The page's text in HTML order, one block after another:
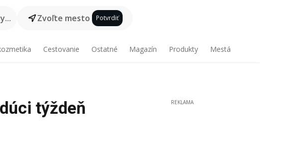
Zvoľte mesto Potvrdiť
Cestovanie Ostatné Magazín Produkty Mestá
týždeň
REKLAMA